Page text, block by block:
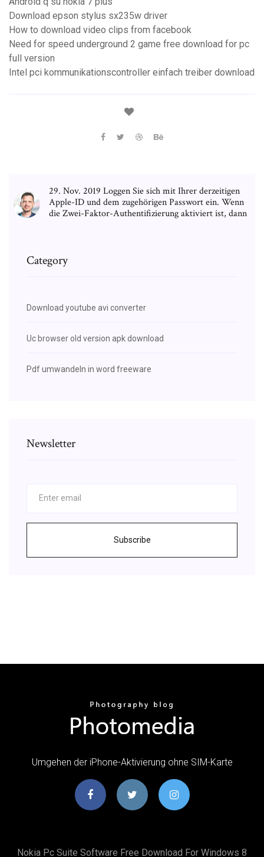
Download epson stylus sx235w driver
How to download video clips from facebook
Need for speed underground 2 game free download for pc
full version
Intel pci kommunikationscontroller einfach treiber download
29. Nov. 2019 Loggen Sie sich mit Ihrer derzeitigen
Apple-ID und dem zugehörigen Passwort ein. Wenn
die Zwei-Faktor-Authentifizierung aktiviert ist, dann
Category
Download youtube avi converter
Uc browser old version apk download
Pdf umwandeln in word freeware
Newsletter
Subscribe
Umgehen der iPhone-Aktivierung ohne SIM-Karte
Nokia Pc Suite Software Free Download For Windows 8